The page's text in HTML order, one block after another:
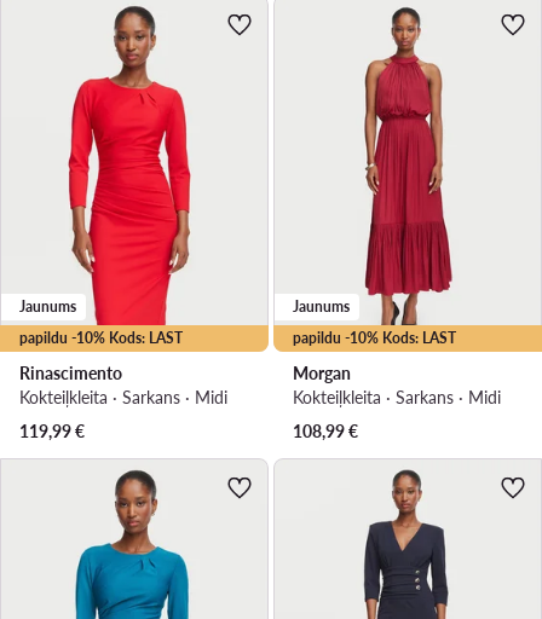
papildu -10% Kods: LAST
Jaunums
Rinascimento
Kokteiļkleita · Sarkans · Midi
119,99€
papildu -10% Kods: LAST
Jaunums
Morgan
Kokteiļkleita · Sarkans · Midi
108,99€